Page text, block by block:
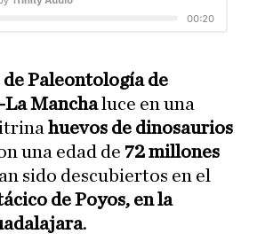
Paleontología de
Manchaluce en una
huevos de dinosaurios
una edad de 72 millones
sido descubiertos en el
de Poyos, en la
.